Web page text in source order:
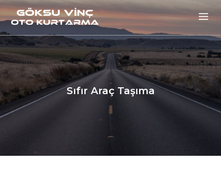
Skip
to
Sıfır Araç Taşıma